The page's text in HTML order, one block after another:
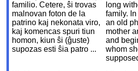
familio. Cetere, ŝi trovas
malnovan foton de la
patrino kaj nekonata viro,
kaj komencas spuri tiun
homon, kiun ŝi (ĝuste)
supozas esti ŝia patro ...
long
family.
an old
mother
and
whom